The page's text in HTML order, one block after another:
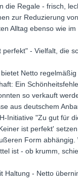
die Regale - frisch,
zur Reduzierung
Alltag ebenso wie im
perfekt" - Vielfalt, die
Netto
Ein
so verkauft
aus deutschem
Initiative "Zu gut für
ist perfekt'
Form abhängig.
ist - ob krumm,
Haltung - Netto